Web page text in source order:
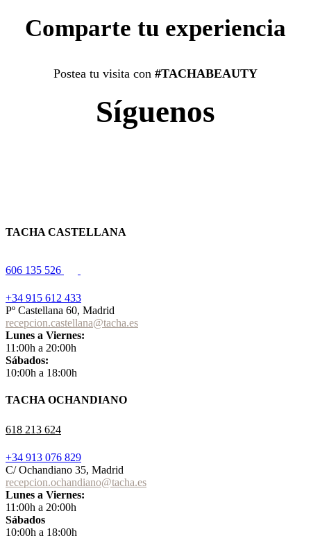
Comparte tu experiencia
Postea tu visita con #TACHABEAUTY
Síguenos
TACHA CASTELLANA
606 135 526
+34 915 612 433
Pº Castellana 60, Madrid
recepcion.castellana@tacha.es
Lunes a Viernes:
11:00h a 20:00h
Sábados:
10:00h a 18:00h
TACHA OCHANDIANO
618 213 624
+34 913 076 829
C/ Ochandiano 35, Madrid
recepcion.ochandiano@tacha.es
Lunes a Viernes:
11:00h a 20:00h
Sábados
10:00h a 18:00h